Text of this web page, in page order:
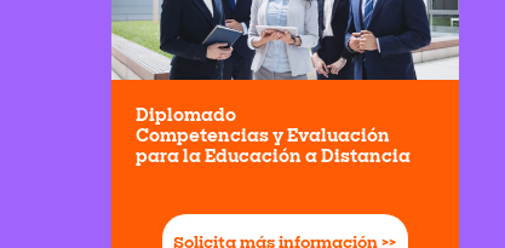
Diplomado
Competencias y Evaluación
para la Educación a Distancia
Solicita más información >>